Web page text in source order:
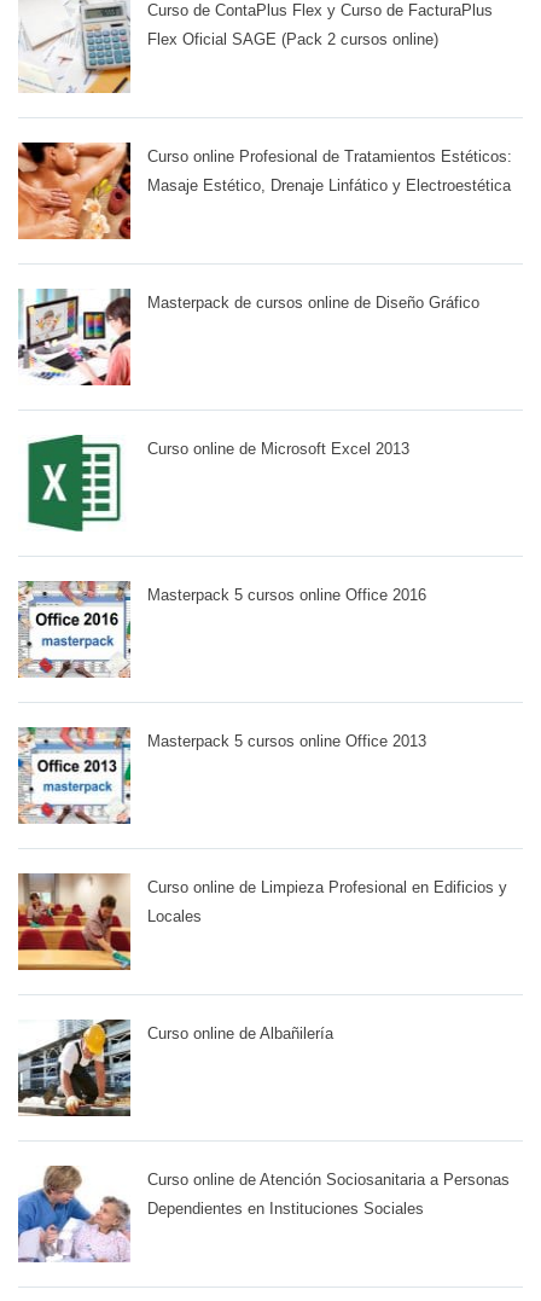
Curso de ContaPlus Flex y Curso de FacturaPlus
Flex Oficial SAGE (Pack 2 cursos online)
Curso online Profesional de Tratamientos Estéticos:
Masaje Estético, Drenaje Linfático y Electroestética
Masterpack de cursos online de Diseño Gráfico
Curso online de Microsoft Excel 2013
Masterpack 5 cursos online Office 2016
Masterpack 5 cursos online Office 2013
Curso online de Limpieza Profesional en Edificios y
Locales
Curso online de Albañilería
Curso online de Atención Sociosanitaria a Personas
Dependientes en Instituciones Sociales